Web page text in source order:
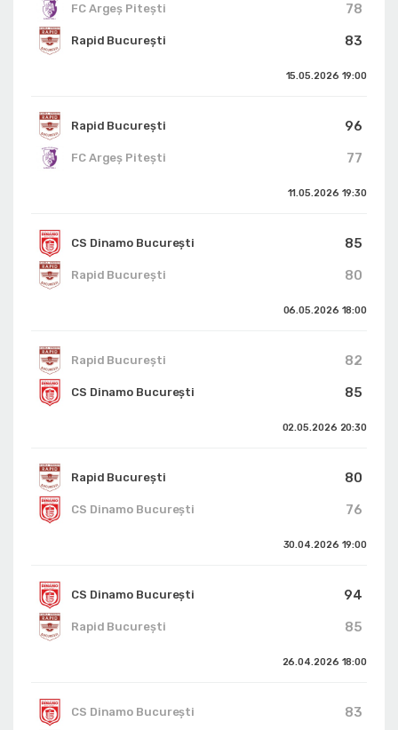
FC Argeș Pitești
78
83
Rapid București
15.05.2026 19:00
Rapid București
96
77
FC Argeș Pitești
11.05.2026 19:30
CS Dinamo Bucureşti
85
80
Rapid București
06.05.2026 18:00
Rapid București
82
85
CS Dinamo Bucureşti
02.05.2026 20:30
Rapid București
80
76
CS Dinamo Bucureşti
30.04.2026 19:00
CS Dinamo Bucureşti
94
85
Rapid București
26.04.2026 18:00
CS Dinamo Bucureşti
83